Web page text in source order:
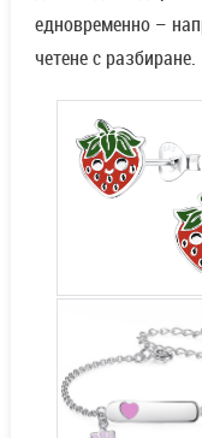
едновременно –
четене с разбиране.